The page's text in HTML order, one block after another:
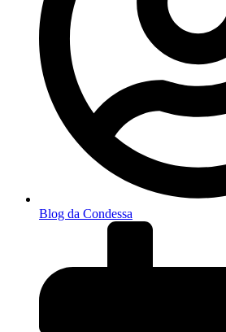
Blog da Condessa